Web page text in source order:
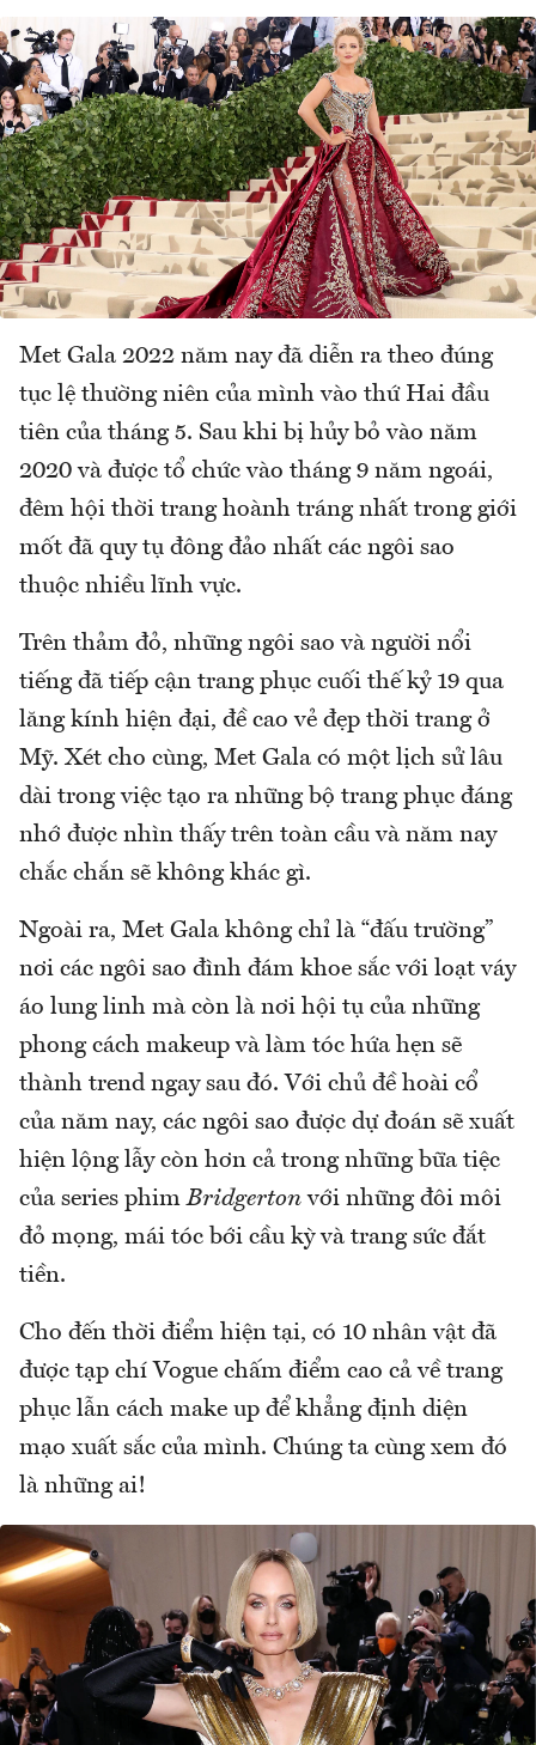
Met Gala 2022 năm nay đã diễn ra theo đúng
tục lệ thường niên của mình vào thứ Hai đầu
tiên của tháng 5. Sau khi bị hủy bỏ vào năm
2020 và được tổ chức vào tháng 9 năm ngoái,
đêm hội thời trang hoành tráng nhất trong giới
mốt đã quy tụ đông đảo nhất các ngôi sao
thuộc nhiều lĩnh vực.
Trên thảm đỏ, những ngôi sao và người nổi
tiếng đã tiếp cận trang phục cuối thế kỷ 19 qua
lăng kính hiện đại, đề cao vẻ đẹp thời trang ở
Mỹ. Xét cho cùng, Met Gala có một lịch sử lâu
dài trong việc tạo ra những bộ trang phục đáng
nhớ được nhìn thấy trên toàn cầu và năm nay
chắc chắn sẽ không khác gì.
Ngoài ra, Met Gala không chỉ là “đấu trường”
nơi các ngôi sao đình đám khoe sắc với loạt váy
áo lung linh mà còn là nơi hội tụ của những
phong cách makeup và làm tóc hứa hẹn sẽ
thành trend ngay sau đó. Với chủ đề hoài cổ
của năm nay, các ngôi sao được dự đoán sẽ xuất
hiện lộng lẫy còn hơn cả trong những bữa tiệc
của series phimBridgerton với những đôi môi
đỏ mọng, mái tóc bới cầu kỳ và trang sức đắt
tiền.
Cho đến thời điểm hiện tại, có 10 nhân vật đã
được tạp chí Vogue chấm điểm cao cả về trang
phục lẫn cách make up để khẳng định diện
mạo xuất sắc của mình. Chúng ta cùng xem đó
là những ai!